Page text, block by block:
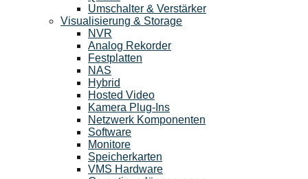
Umschalter & Verstärker
Visualisierung & Storage
NVR
Analog Rekorder
Festplatten
NAS
Hybrid
Hosted Video
Kamera Plug-Ins
Netzwerk Komponenten
Software
Monitore
Speicherkarten
VMS Hardware